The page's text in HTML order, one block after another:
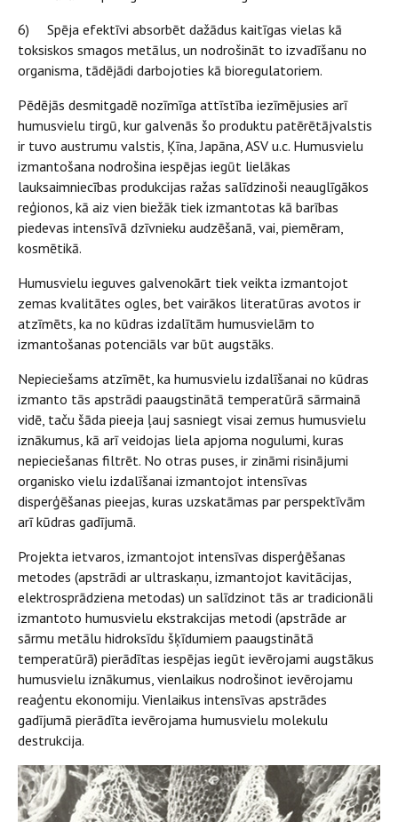
6) Spēja efektīvi absorbēt dažādus kaitīgas vielas kā
toksiskos smagos metālus, un nodrošināt to izvadīšanu no
organisma, tādējādi darbojoties kā bioregulatoriem.
Pēdējās desmitgadē nozīmīga attīstība iezīmējusies arī
humusvielu tirgū, kur galvenās šo produktu patērētājvalstis
ir tuvo austrumu valstis, Ķīna, Japāna, ASV u.c. Humusvielu
izmantošana nodrošina iespējas iegūt lielākas
lauksaimniecības produkcijas ražas salīdzinoši neauglīgākos
reģionos, kā aiz vien biežāk tiek izmantotas kā barības
piedevas intensīvā dzīvnieku audzēšanā, vai, piemēram,
kosmētikā.
Humusvielu ieguves galvenokārt tiek veikta izmantojot
zemas kvalitātes ogles, bet vairākos literatūras avotos ir
atzīmēts, ka no kūdras izdalītām humusvielām to
izmantošanas potenciāls var būt augstāks.
Nepieciešams atzīmēt, ka humusvielu izdalīšanai no kūdras
izmanto tās apstrādi paaugstinātā temperatūrā sārmainā
vidē, taču šāda pieeja ļauj sasniegt visai zemus humusvielu
iznākumus, kā arī veidojas liela apjoma nogulumi, kuras
nepieciešanas filtrēt. No otras puses, ir zināmi risinājumi
organisko vielu izdalīšanai izmantojot intensīvas
disperģēšanas pieejas, kuras uzskatāmas par perspektīvām
arī kūdras gadījumā.
Projekta ietvaros, izmantojot intensīvas disperģēšanas
metodes (apstrādi ar ultraskaņu, izmantojot kavitācijas,
elektrosprādziena metodas) un salīdzinot tās ar tradicionāli
izmantoto humusvielu ekstrakcijas metodi (apstrāde ar
sārmu metālu hidroksīdu šķīdumiem paaugstinātā
temperatūrā) pierādītas iespējas iegūt ievērojami augstākus
humusvielu iznākumus, vienlaikus nodrošinot ievērojamu
reaģentu ekonomiju. Vienlaikus intensīvas apstrādes
gadījumā pierādīta ievērojama humusvielu molekulu
destrukcija.